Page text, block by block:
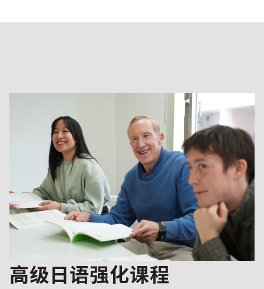
高级日语强化课程